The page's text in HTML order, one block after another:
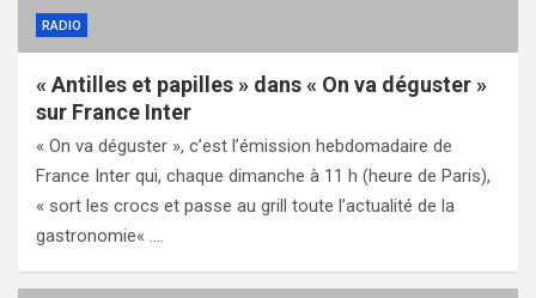
RADIO
« Antilles et papilles » dans « On va déguster »
sur France Inter
« On va déguster », c’est l’émission hebdomadaire de
France Inter qui, chaque dimanche à 11 h (heure de Paris),
« sort les crocs et passe au grill toute l’actualité de la
gastronomie« .…